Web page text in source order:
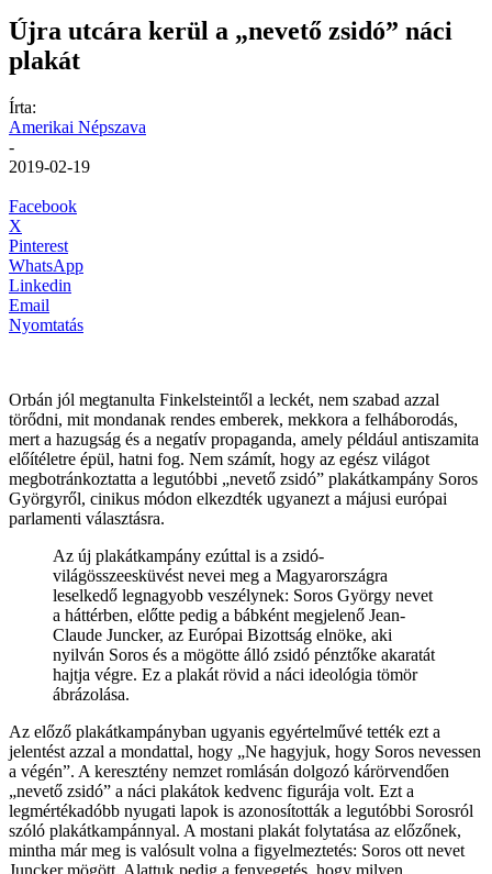
Újra utcára kerül a „nevető zsidó” náci
plakát
Írta:
Amerikai Népszava
-
2019-02-19
Facebook
X
Pinterest
WhatsApp
Linkedin
Email
Nyomtatás
Orbán jól megtanulta Finkelsteintől a leckét, nem szabad azzal
törődni, mit mondanak rendes emberek, mekkora a felháborodás,
mert a hazugság és a negatív propaganda, amely például antiszamita
előítéletre épül, hatni fog. Nem számít, hogy az egész világot
megbotránkoztatta a legutóbbi „nevető zsidó” plakátkampány Soros
Györgyről, cinikus módon elkezdték ugyanezt a májusi európai
parlamenti választásra.
Az új plakátkampány ezúttal is a zsidó-
világösszeesküvést nevei meg a Magyarországra
leselkedő legnagyobb veszélynek: Soros György nevet
a háttérben, előtte pedig a bábként megjelenő Jean-
Claude Juncker, az Európai Bizottság elnöke, aki
nyilván Soros és a mögötte álló zsidó pénztőke akaratát
hajtja végre. Ez a plakát rövid a náci ideológia tömör
ábrázolása.
Az előző plakátkampányban ugyanis egyértelművé tették ezt a
jelentést azzal a mondattal, hogy „Ne hagyjuk, hogy Soros nevessen
a végén”. A keresztény nemzet romlásán dolgozó kárörvendően
„nevető zsidó” a náci plakátok kedvenc figurája volt. Ezt a
legmértékadóbb nyugati lapok is azonosították a legutóbbi Sorosról
szóló plakátkampánnyal. A mostani plakát folytatása az előzőnek,
mintha már meg is valósult volna a figyelmeztetés: Soros ott nevet
Juncker mögött. Alattuk pedig a fenyegetés, hogy milyen